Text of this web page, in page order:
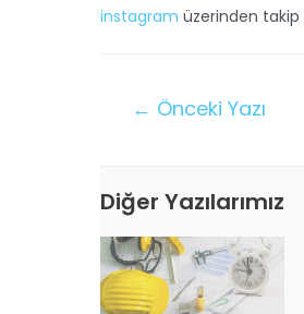
instagram üzerinden takip
← Önceki Yazı
Diğer Yazılarımız